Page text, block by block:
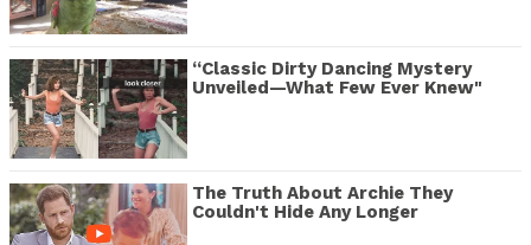
“Classic Dirty Dancing Mystery
Unveiled—What Few Ever Knew"
The Truth About Archie They
Couldn't Hide Any Longer